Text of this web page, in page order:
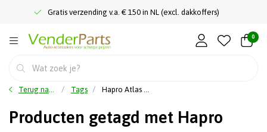
Gratis verzending v.a. € 150 in NL (excl. dakkoffers)
0
Terug naar home Tags Hapro Atlas Active IV
Producten getagd met Hapro